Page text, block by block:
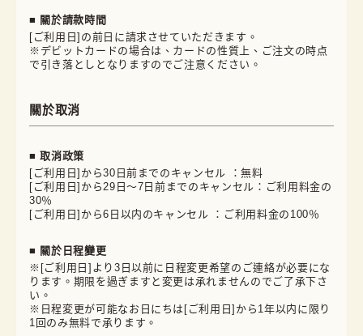
■ 關於請款時間
[ご利用日]の前日に請求させていただきます。
※デビットカードの場合は、カードの性質上、ご注文の時点
で引き落としとなりますのでご注意ください。
關於取消
■ 取消政策
[ご利用日]から30日前までのキャンセル ：無料
[ご利用日]から29日～7日前までのキャンセル：ご利用料金の
30％
[ご利用日]から6日以内のキャンセル ：ご利用料金の100％
■ 關於日程變更
※[ご利用日]より3日以前に日程変更希望のご連絡が必要にな
ります。期限を過ぎますと変更は承れませんのでご了承下さ
い。
※日程変更が可能なお日にちは[ご利用日]から1年以内に限り
1回のみ無料で承ります。